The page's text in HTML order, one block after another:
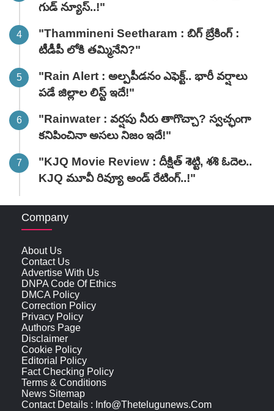
గుడ్ న్యూస్..!"
"Thammineni Seetharam : బిగ్ బ్రేకింగ్ :
టీడీపీ లోకి తమ్మినేని?"
"Rain Alert : అల్పపీడనం ఎఫెక్ట్.. భారీ వర్షాలు
పడే జిల్లాల లిస్ట్ ఇదే!"
"Rainwater : వర్షపు నీరు తాగొచ్చా? స్వచ్ఛంగా
కనిపించినా అసలు నిజం ఇదే!"
"KJQ Movie Review : దీక్షిత్ శెట్టి, శశి ఓదెల..
KJQ మూవీ రివ్యూ అండ్ రేటింగ్‌..!"
Company
About Us
Contact Us
Advertise With Us
DNPA Code Of Ethics
DMCA Policy
Correction Policy
Privacy Policy
Authors Page
Disclaimer
Cookie Policy
Editorial Policy
Fact Checking Policy
Terms & Conditions
News Sitemap
Contact Details : Info@thetelugunews.com